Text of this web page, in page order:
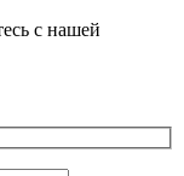
с нашей